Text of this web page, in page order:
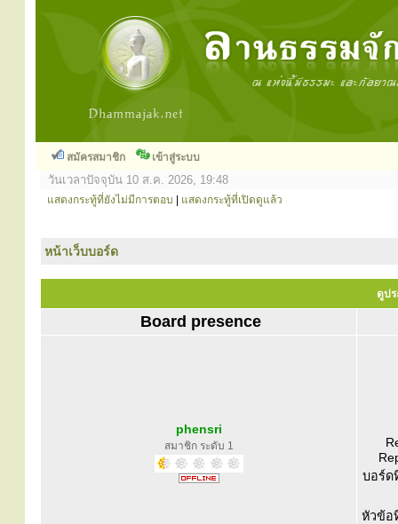
สมัครสมาชิก เข้าสู่ระบบ
วันเวลาปัจจุบัน 10 ส.ค. 2026, 19:48
แสดงกระทู้ที่ยังไม่มีการตอบ แสดงกระทู้ที่เปิดดูแล้ว
หน้าเว็บบอร์ด
ดูปร
Board presence
phensri
สมาชิก ระดับ 1
บอร์ด
หัวข้อ